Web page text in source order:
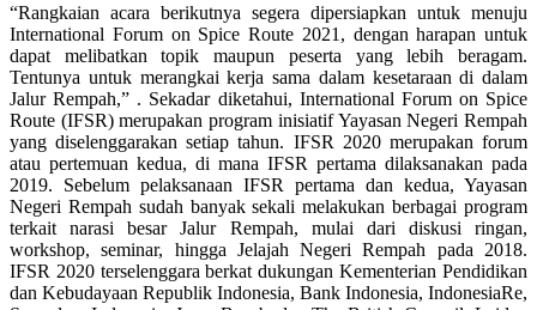
“Rangkaian acara berikutnya segera dipersiapkan untuk menuju
International Forum on Spice Route 2021, dengan harapan untuk
dapat melibatkan topik maupun peserta yang lebih beragam.
Tentunya untuk merangkai kerja sama dalam kesetaraan di dalam
Jalur Rempah,” . Sekadar diketahui, International Forum on Spice
Route (IFSR) merupakan program inisiatif Yayasan Negeri Rempah
yang diselenggarakan setiap tahun. IFSR 2020 merupakan forum
atau pertemuan kedua, di mana IFSR pertama dilaksanakan pada
2019. Sebelum pelaksanaan IFSR pertama dan kedua, Yayasan
Negeri Rempah sudah banyak sekali melakukan berbagai program
terkait narasi besar Jalur Rempah, mulai dari diskusi ringan,
workshop, seminar, hingga Jelajah Negeri Rempah pada 2018.
IFSR 2020 terselenggara berkat dukungan Kementerian Pendidikan
dan Kebudayaan Republik Indonesia, Bank Indonesia, IndonesiaRe,